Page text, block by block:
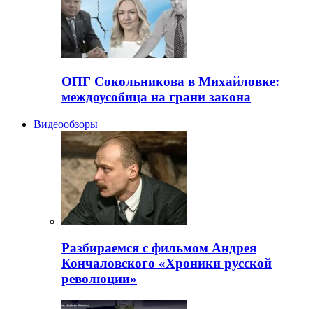
ОПГ Сокольникова в Михайловке:
междоусобица на грани закона
Видеообзоры
Разбираемся с фильмом Андрея
Кончаловского «Хроники русской
революции»